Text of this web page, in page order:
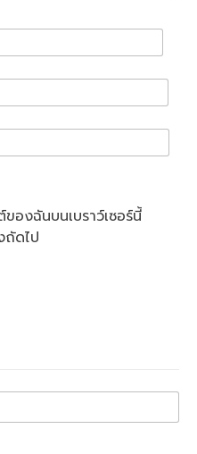
องฉันบนเบราว์เซอร์นี้
ถัดไป